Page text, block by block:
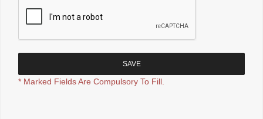
* Marked Fields Are Compulsory To Fill.